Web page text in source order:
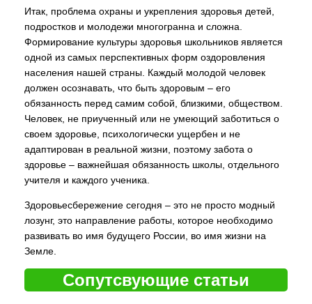
Итак, проблема охраны и укрепления здоровья детей,
подростков и молодежи многогранна и сложна.
Формирование культуры здоровья школьников является
одной из самых перспективных форм оздоровления
населения нашей страны. Каждый молодой человек
должен осознавать, что быть здоровым – его
обязанность перед самим собой, близкими, обществом.
Человек, не приученный или не умеющий заботиться о
своем здоровье, психологически ущербен и не
адаптирован в реальной жизни, поэтому забота о
здоровье – важнейшая обязанность школы, отдельного
учителя и каждого ученика.
Здоровьесбережение сегодня – это не просто модный
лозунг, это направление работы, которое необходимо
развивать во имя будущего России, во имя жизни на
Земле.
Сопутсвующие статьи